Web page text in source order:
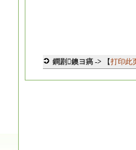
鐧剧鐭ヨ瘑 -> 【打印此